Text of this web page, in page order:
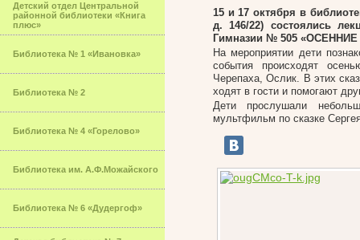
Детский отдел Центральной
районной библиотеки «Книга
плюс»
Библиотека № 1 «Ивановка»
Библиотека № 2
Библиотека № 4 «Горелово»
Библиотека им. А.Ф.Можайского
Библиотека № 6 «Дудергоф»
15 и 17 октября в
д. 146/22) состоялись
Гимназии № 505
На мероприятии дети
события происходят
Черепаха, Ослик. В этих
ходят в гости и помогают
Дети прослушали
мультфильм по сказке